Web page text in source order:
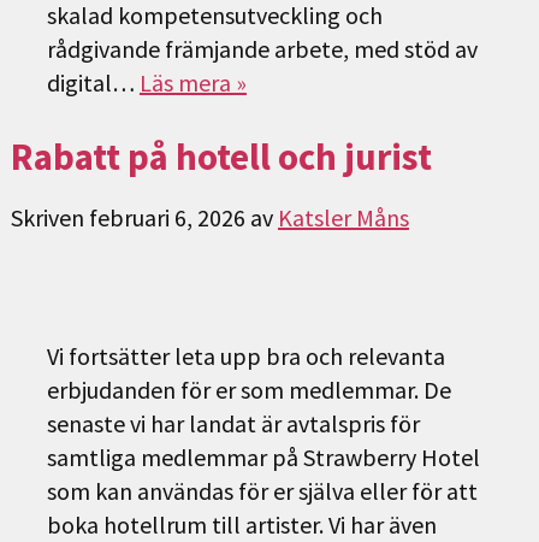
skalad kompetensutveckling och
rådgivande främjande arbete, med stöd av
digital… Läs mera »
Rabatt på hotell och jurist
Skriven februari 6, 2026 av Katsler Måns
Vi fortsätter leta upp bra och relevanta
erbjudanden för er som medlemmar. De
senaste vi har landat är avtalspris för
samtliga medlemmar på Strawberry Hotel
som kan användas för er själva eller för att
boka hotellrum till artister. Vi har även